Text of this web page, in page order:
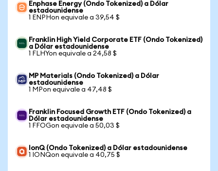
Enphase Energy (Ondo Tokenized) a Dólar
estadounidense
1 ENPHon equivale a 39,54 $
Franklin High Yield Corporate ETF (Ondo Tokenized)
a Dólar estadounidense
1 FLHYon equivale a 24,58 $
MP Materials (Ondo Tokenized) a Dólar
estadounidense
1 MPon equivale a 47,48 $
Franklin Focused Growth ETF (Ondo Tokenized) a
Dólar estadounidense
1 FFOGon equivale a 50,03 $
IonQ (Ondo Tokenized) a Dólar estadounidense
1 IONQon equivale a 40,75 $